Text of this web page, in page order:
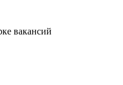
вакансий